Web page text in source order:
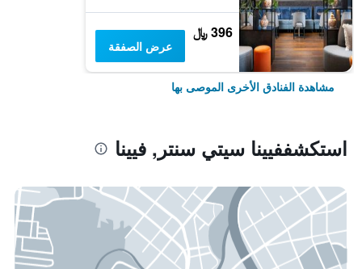
396 ﷼
عرض الصفقة
مشاهدة الفنادق الأخرى الموصى بها
استكشففيينا سيتي سنتر, فيينا